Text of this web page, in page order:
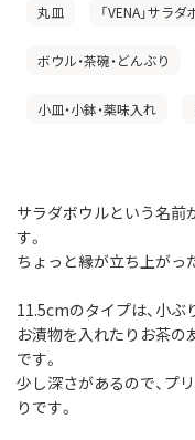
丸皿 「VENA」サラ
ボウル・茶碗・どんぶり
小皿・小鉢・薬味入れ
サラダボウルという名前
す。
ちょっと縁が立ち上がっ
11.5cmのタイプは、小ぶ
お漬物を入れたりお茶の
です。
少し深さがあるので、プ
りです。